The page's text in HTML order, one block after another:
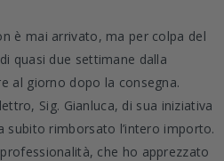
è mai arrivato, ma per colpa del
quasi due settimane dalla
al giorno dopo la consegna.
Sig. Gianluca, di sua iniziativa
rimborsato l’intero importo.
che ho apprezzato